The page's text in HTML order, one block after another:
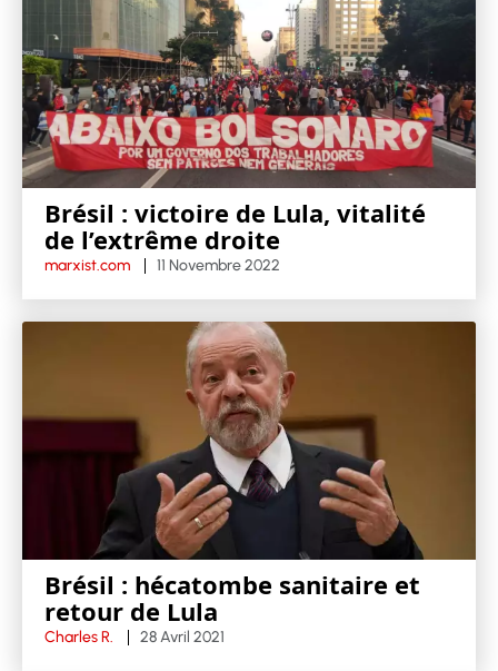
Brésil : victoire de Lula, vitalité
de l’extrême droite
marxist.com 11 Novembre 2022
Brésil : hécatombe sanitaire et
retour de Lula
Charles R. 28 Avril 2021